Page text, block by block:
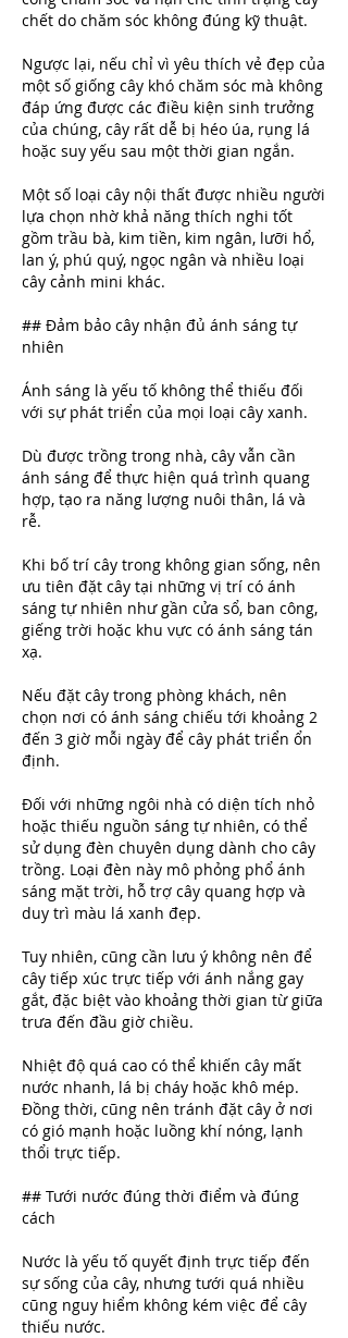
chết do chăm sóc không đúng kỹ thuật.
Ngược lại, nếu chỉ vì yêu thích vẻ đẹp của
một số giống cây khó chăm sóc mà không
đáp ứng được các điều kiện sinh trưởng
của chúng, cây rất dễ bị héo úa, rụng lá
hoặc suy yếu sau một thời gian ngắn.
Một số loại cây nội thất được nhiều người
lựa chọn nhờ khả năng thích nghi tốt
gồm trầu bà, kim tiền, kim ngân, lưỡi hổ,
lan ý, phú quý, ngọc ngân và nhiều loại
cây cảnh mini khác.
## Đảm bảo cây nhận đủ ánh sáng tự
nhiên
Ánh sáng là yếu tố không thể thiếu đối
với sự phát triển của mọi loại cây xanh.
Dù được trồng trong nhà, cây vẫn cần
ánh sáng để thực hiện quá trình quang
hợp, tạo ra năng lượng nuôi thân, lá và
rễ.
Khi bố trí cây trong không gian sống, nên
ưu tiên đặt cây tại những vị trí có ánh
sáng tự nhiên như gần cửa sổ, ban công,
giếng trời hoặc khu vực có ánh sáng tán
xạ.
Nếu đặt cây trong phòng khách, nên
chọn nơi có ánh sáng chiếu tới khoảng 2
đến 3 giờ mỗi ngày để cây phát triển ổn
định.
Đối với những ngôi nhà có diện tích nhỏ
hoặc thiếu nguồn sáng tự nhiên, có thể
sử dụng đèn chuyên dụng dành cho cây
trồng. Loại đèn này mô phỏng phổ ánh
sáng mặt trời, hỗ trợ cây quang hợp và
duy trì màu lá xanh đẹp.
Tuy nhiên, cũng cần lưu ý không nên để
cây tiếp xúc trực tiếp với ánh nắng gay
gắt, đặc biệt vào khoảng thời gian từ giữa
trưa đến đầu giờ chiều.
Nhiệt độ quá cao có thể khiến cây mất
nước nhanh, lá bị cháy hoặc khô mép.
Đồng thời, cũng nên tránh đặt cây ở nơi
có gió mạnh hoặc luồng khí nóng, lạnh
thổi trực tiếp.
## Tưới nước đúng thời điểm và đúng
cách
Nước là yếu tố quyết định trực tiếp đến
sự sống của cây, nhưng tưới quá nhiều
cũng nguy hiểm không kém việc để cây
thiếu nước.